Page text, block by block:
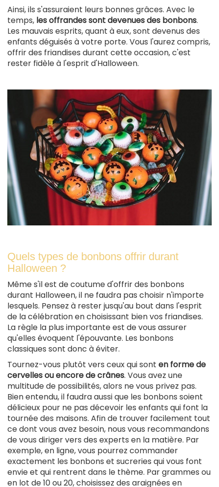
Ainsi, ils s'assuraient leurs bonnes grâces. Avec le
temps, les offrandes sont devenues des bonbons.
Les mauvais esprits, quant à eux, sont devenus des
enfants déguisés à votre porte. Vous l'aurez compris,
offrir des friandises durant cette occasion, c'est
rester fidèle à l'esprit d'Halloween.
Quels types de bonbons offrir durant
Halloween ?
Même s'il est de coutume d'offrir des bonbons
durant Halloween, il ne faudra pas choisir n'importe
lesquels. Pensez à rester jusqu'au bout dans l'esprit
de la célébration en choisissant bien vos friandises.
La règle la plus importante est de vous assurer
qu'elles évoquent l'épouvante. Les bonbons
classiques sont donc à éviter.
Tournez-vous plutôt vers ceux qui sont en forme de
cervelles ou encore de crânes. Vous avez une
multitude de possibilités, alors ne vous privez pas.
Bien entendu, il faudra aussi que les bonbons soient
délicieux pour ne pas décevoir les enfants qui font la
tournée des maisons. Afin de trouver facilement tout
ce dont vous avez besoin, nous vous recommandons
de vous diriger vers des experts en la matière. Par
exemple, en ligne, vous pourrez commander
exactement les bonbons et sucreries qui vous font
envie et qui rentrent dans le thème. Par grammes ou
en lot de 10 ou 20, choisissez des araignées en